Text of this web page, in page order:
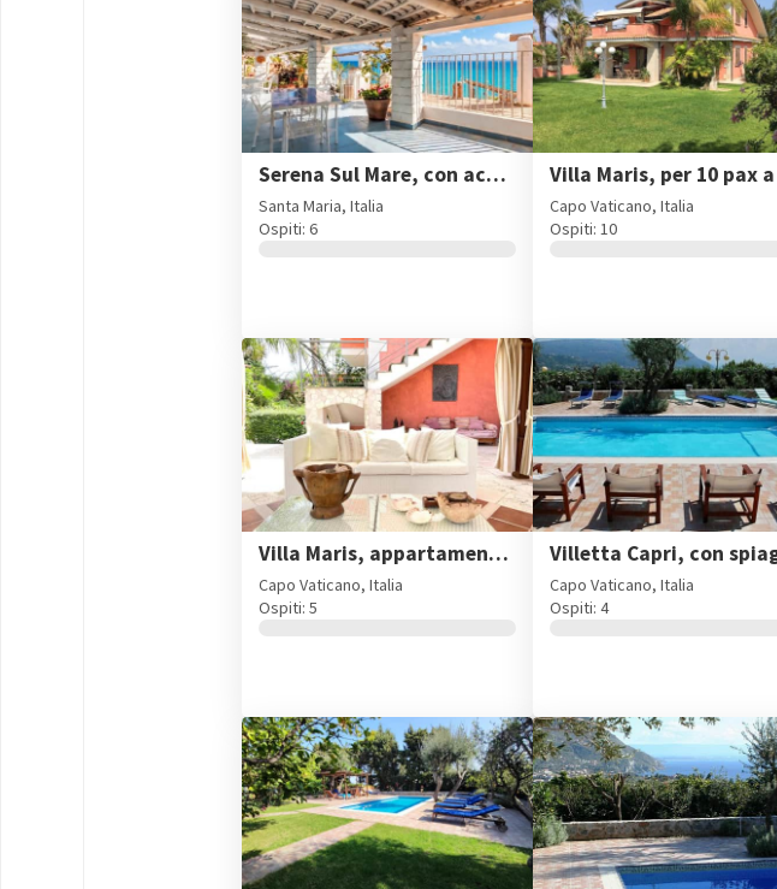
Serena Sul Mare, con accesso privato alla spiaggia
Santa Maria, Italia
Ospiti: 6
Capo Vaticano, Italia
Ospiti: 10
Villa Maris, appartamento primo piano per 4/5 pax
Capo Vaticano, Italia
Ospiti: 5
Capo Vaticano, Italia
Ospiti: 4